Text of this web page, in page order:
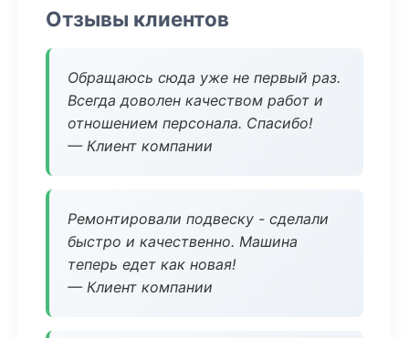
Отзывы клиентов
Обращаюсь сюда уже не первый раз.
Всегда доволен качеством работ и
отношением персонала. Спасибо!
— Клиент компании
Ремонтировали подвеску - сделали
быстро и качественно. Машина
теперь едет как новая!
— Клиент компании